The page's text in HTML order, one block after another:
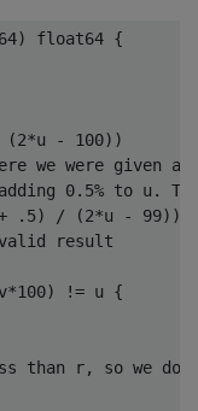
float64 {
(2*u - 100))
we were given a
0.5% to u.
.5) / (2*u - 99))
result
!= u {
than r, so we